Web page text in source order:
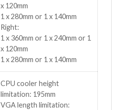
x 120mm
1 x 280mm or 1 x 140mm
Right:
1 x 360mm or 1 x 240mm or 1
x 120mm
1 x 280mm or 1 x 140mm
CPU cooler height
limitation: 195mm
VGA length limitation: